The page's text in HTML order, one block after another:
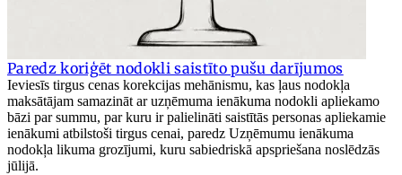
Paredz koriģēt nodokli saistīto pušu darījumos
Ieviesīs tirgus cenas korekcijas mehānismu, kas ļaus nodokļa
maksātājam samazināt ar uzņēmuma ienākuma nodokli apliekamo
bāzi par summu, par kuru ir palielināti saistītās personas apliekamie
ienākumi atbilstoši tirgus cenai, paredz Uzņēmumu ienākuma
nodokļa likuma grozījumi, kuru sabiedriskā apspriešana noslēdzās
jūlijā.